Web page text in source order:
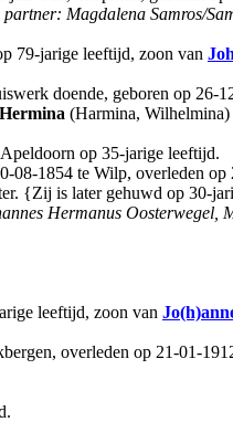
partner: Magdalena Samros/
79-jarige leeftijd, zoon van
doende, geboren op 26-
Hermina (Harmina, Wilhelmina)
op 35-jarige leeftijd.
08-1854 te Wilp, overleden
{Zij is later gehuwd op 30-
Hermanus Oosterwegel,
leeftijd, zoon van
overleden op 21-01-